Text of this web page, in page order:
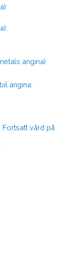
angina)
angina:
Fortsatt vård på